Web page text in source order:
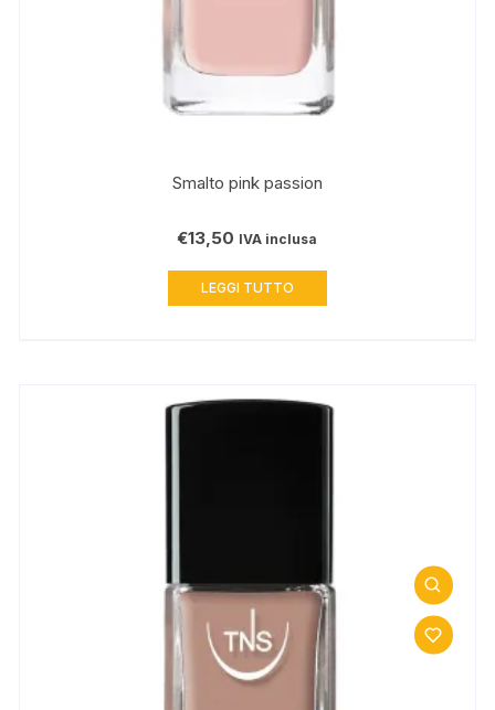
Smalto pink passion
€13,50 IVA inclusa
LEGGI TUTTO